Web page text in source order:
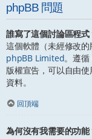
phpBB 問題
誰寫了這個討論區程式
這個軟體（未經修改
phpBB Limited。遵
版權宣告，可以自由
資料。
回頂端
為何沒有我需要的功能